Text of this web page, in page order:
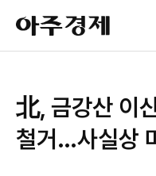
아
주
경
北, 금강산 이
철거…사실상